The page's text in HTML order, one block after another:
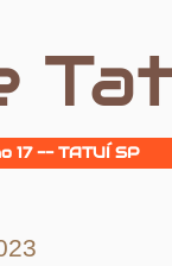
17 -- TATUÍ SP